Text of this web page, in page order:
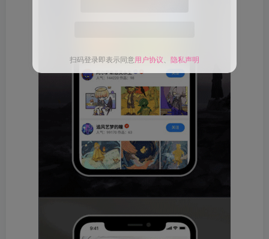
扫码登录即表示同意用户协议 隐私声明